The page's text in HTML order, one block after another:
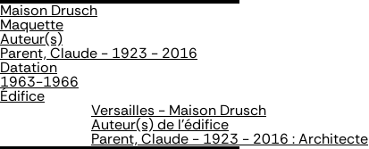
Maison Drusch
Maquette
Auteur(s)
Parent, Claude - 1923 - 2016
Datation
1963-1966
Édifice
Versailles - Maison Drusch
Auteur(s) de l'édifice
Parent, Claude - 1923 - 2016 : Architecte